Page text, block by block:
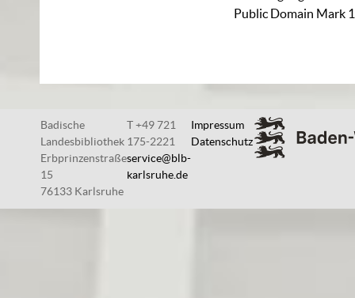
Public Domain Mark
Badische
Landesbibliothek
Erbprinzenstraße
15
76133 Karlsruhe
T +49 721
175-2221
service@blb-
karlsruhe.de
Impressum
Datenschutz